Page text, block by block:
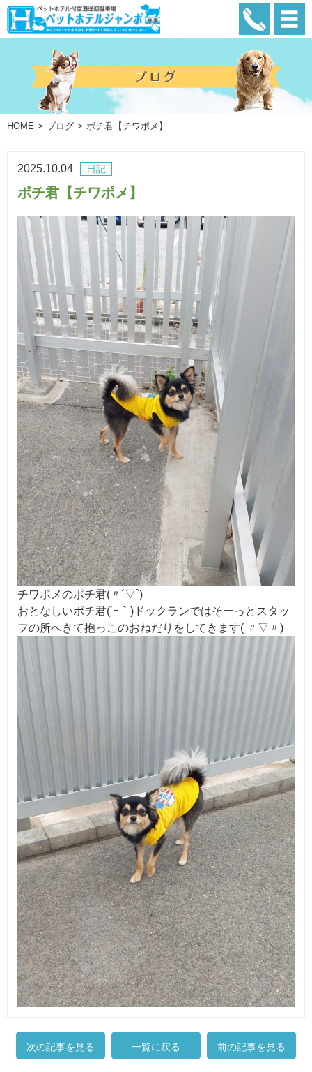
HOME ブログ ポチ君【チワポメ】
日記
2025.10.04
ポチ君【チワポメ】
チワポメのポチ君(〃´▽`)
おとなしいポチ君(´ｰ｀)ドックランではそーっとスタッ
フの所へきて抱っこのおねだりをしてきます( 〃▽〃)
次の記事を見る 一覧に戻る 前の記事を見る